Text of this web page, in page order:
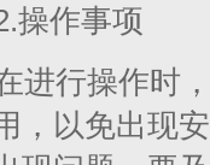
操作事项
进行操作时
，以免出现